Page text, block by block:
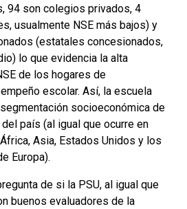
94 son colegios privados, 4
usualmente NSE más bajos) y
(estatales concesionados,
lo que evidencia la alta
de los hogares de
escolar. Así, la escuela
socioeconómica de
país (al igual que ocurre en
Asia, Estados Unidos y los
Europa).
de si la PSU, al igual que
buenos evaluadores de la